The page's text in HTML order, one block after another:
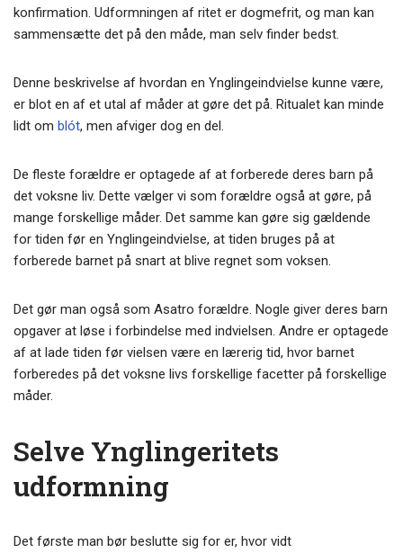
konfirmation. Udformningen af ritet er dogmefrit, og man kan
sammensætte det på den måde, man selv finder bedst.
Denne beskrivelse af hvordan en Ynglingeindvielse kunne være,
er blot en af et utal af måder at gøre det på. Ritualet kan minde
lidt om blót, men afviger dog en del.
De fleste forældre er optagede af at forberede deres barn på
det voksne liv. Dette vælger vi som forældre også at gøre, på
mange forskellige måder. Det samme kan gøre sig gældende
for tiden før en Ynglingeindvielse, at tiden bruges på at
forberede barnet på snart at blive regnet som voksen.
Det gør man også som Asatro forældre. Nogle giver deres barn
opgaver at løse i forbindelse med indvielsen. Andre er optagede
af at lade tiden før vielsen være en lærerig tid, hvor barnet
forberedes på det voksne livs forskellige facetter på forskellige
måder.
Selve Ynglingeritets
udformning
Det første man bør beslutte sig for er, hvor vidt